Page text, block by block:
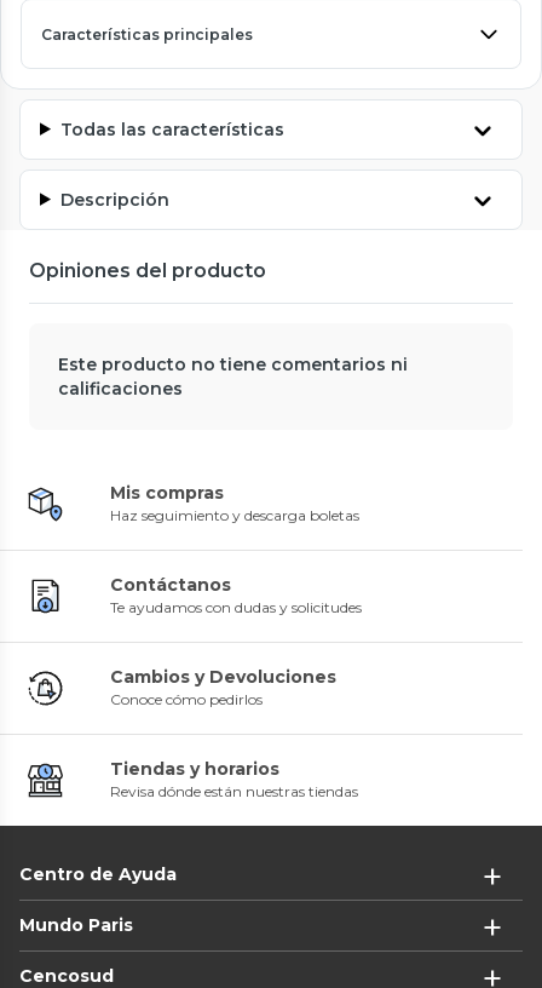
Características principales
Todas las características
Descripción
Opiniones del producto
Este producto no tiene comentarios ni
calificaciones
Mis compras
Haz seguimiento y descarga boletas
Contáctanos
Te ayudamos con dudas y solicitudes
Cambios y Devoluciones
Conoce cómo pedirlos
Tiendas y horarios
Revisa dónde están nuestras tiendas
Centro de Ayuda
Mundo Paris
Cencosud